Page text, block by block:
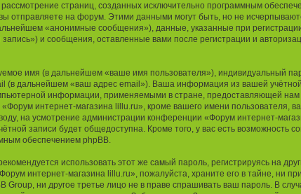
страниц, созданных исключительно программным
отправляете на форум. Этими данными могут быть, но не
«анонимные сообщения»), данные, указанные при
и сообщения, оставленные вами после регистрации и
имя (в дальнейшем «ваше имя пользователя»), индивидуальный
(в дальнейшем «ваш адрес email»). Ваша информация из вашей
информации, применяемыми в стране, предоставляющей нам
интернет-магазина lillu.ru», кроме вашего имени пользователя,
на усмотрение администрации конференции «Форум интернет-
записи будет общедоступна. Кроме того, у вас есть возможность
обеспечением phpBB.
использовать этот же самый пароль, регистрируясь на
интернет-магазина lillu.ru», пожалуйста, храните его в тайне, ни
ни другое третье лицо не в праве спрашивать ваш пароль. В